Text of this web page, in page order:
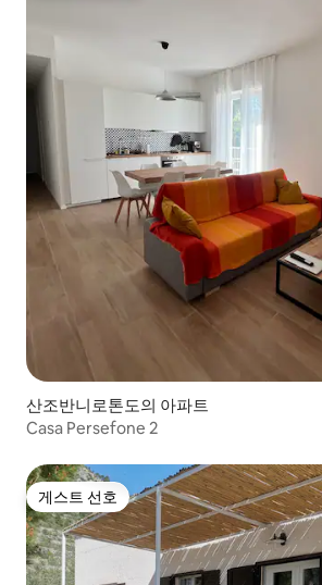
산조반니로톤도의 아파트
Casa Persefone 2
게스트 선호
게스트 선호